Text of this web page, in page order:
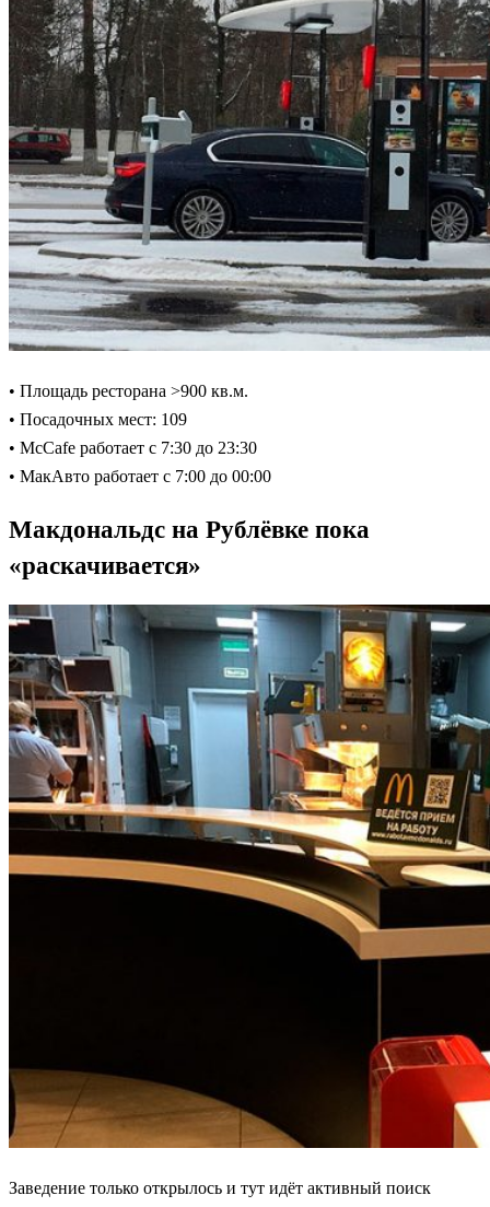
• Площадь ресторана >900 кв.м.
• Посадочных мест: 109
• McCafe работает с 7:30 до 23:30
• МакАвто работает с 7:00 до 00:00
Макдональдс на Рублёвке пока
«раскачивается»
Заведение только открылось и тут идёт активный поиск